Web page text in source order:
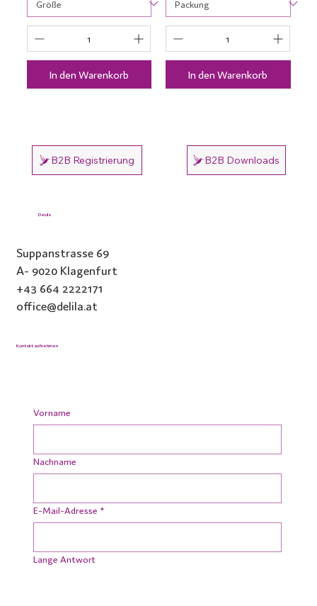
In den Warenkorb In den Warenkorb
B2B Registrierung B2B Downloads
DeLila
Suppanstrasse 69
A- 9020 Klagenfurt
+43 664 2222171
office@delila.at
Kontakt aufnehmen
Vorname
Nachname
E-Mail-Adresse *
Lange Antwort